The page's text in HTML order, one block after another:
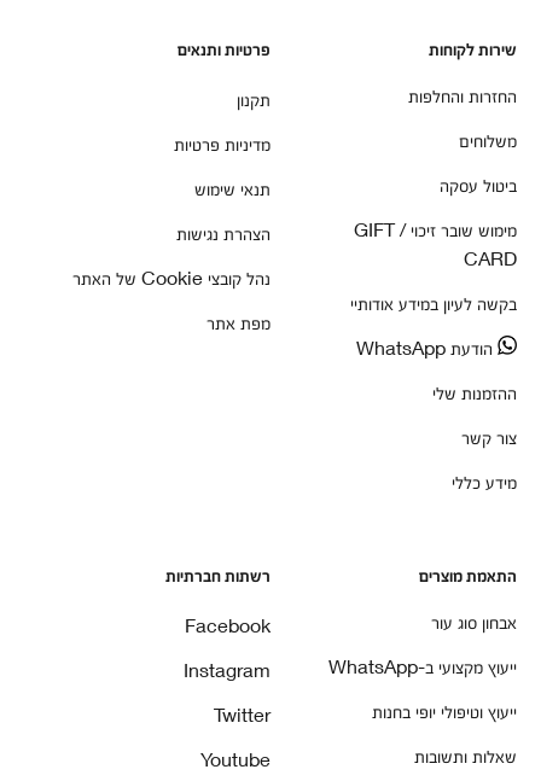
שירות לקוחות
החזרות והחלפות
משלוחים
ביטול עסקה
מימוש שובר זיכוי / GIFT
CARD
בקשה לעיון במידע אודותיי
הודעת WhatsApp
ההזמנות שלי
צור קשר
מידע כללי
פרטיות ותנאים
תקנון
מדיניות פרטיות
תנאי שימוש
הצהרת נגישות
נהל קובצי Cookie של האתר
מפת אתר
התאמת מוצרים
אבחון סוג עור
ייעוץ מקצועי ב-WhatsApp
ייעוץ וטיפולי יופי בחנות
שאלות ותשובות
רשתות חברתיות
Facebook
Instagram
Twitter
Youtube